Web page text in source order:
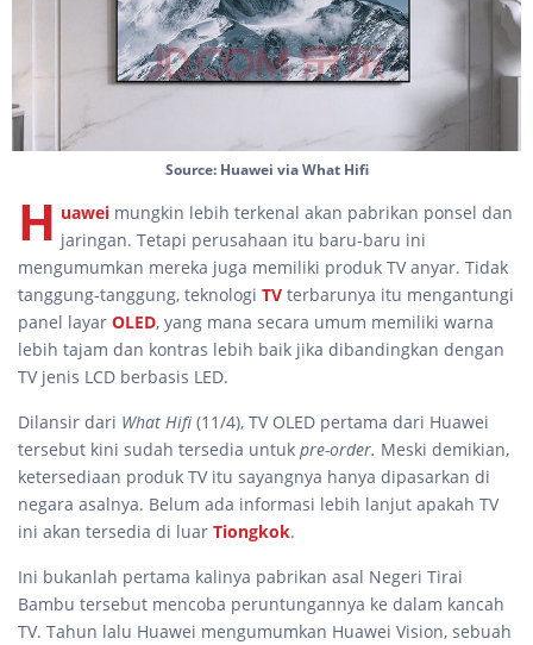
Source: Huawei via What Hifi
H uawei mungkin lebih terkenal akan pabrikan ponsel dan
jaringan. Tetapi perusahaan itu baru-baru ini
mengumumkan mereka juga memiliki produk TV anyar. Tidak
tanggung-tanggung, teknologi TV terbarunya itu mengantungi
panel layar OLED, yang mana secara umum memiliki warna
lebih tajam dan kontras lebih baik jika dibandingkan dengan
TV jenis LCD berbasis LED.
Dilansir dari What Hifi (11/4), TV OLED pertama dari Huawei
tersebut kini sudah tersedia untuk pre-order. Meski demikian,
ketersediaan produk TV itu sayangnya hanya dipasarkan di
negara asalnya. Belum ada informasi lebih lanjut apakah TV
ini akan tersedia di luar Tiongkok.
Ini bukanlah pertama kalinya pabrikan asal Negeri Tirai
Bambu tersebut mencoba peruntungannya ke dalam kancah
TV. Tahun lalu Huawei mengumumkan Huawei Vision, sebuah